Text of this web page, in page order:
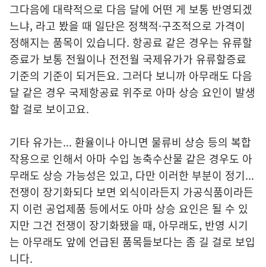
그다음에 대략적으로 다음 달에 어떤 게 보통 반영되겠
느냐, 라고 봤을 때 일단은 정책적·구조적으로 가격이
정해지는 품목이 있습니다. 항공료 같은 경우는 유류할
증료가 보통 전월이나 전전월 국제유가가 유류할증료
기준의 기준이 되거든요. 그러다 보니까 아무래도 다음
달 같은 경우 국제항공료 위주로 아마 상승 요인이 발생
할 걸로 보이고요.
기타 유가는... 환율이나 아니면 물류비 상승 등의 복합
작용으로 인해서 아마 수입 농축수산물 같은 경우도 아
무래도 상승 가능성은 있고, 다만 이러한 부분이 정기...
전쟁이 장기화되다 보면 외식이라든지 가공식품이라든
지 이런 공업제품 등에서도 아마 상승 요인은 될 수 있
지만 그건 전쟁이 장기화됐을 때, 아무래도, 반영 시기
는 아무래도 앞에 언급된 품목들보다는 좀 길 걸로 보입
니다.